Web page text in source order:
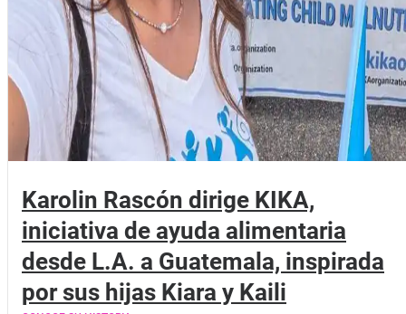
Karolin Rascón dirige KIKA,
iniciativa de ayuda alimentaria
desde L.A. a Guatemala, inspirada
por sus hijas Kiara y Kaili